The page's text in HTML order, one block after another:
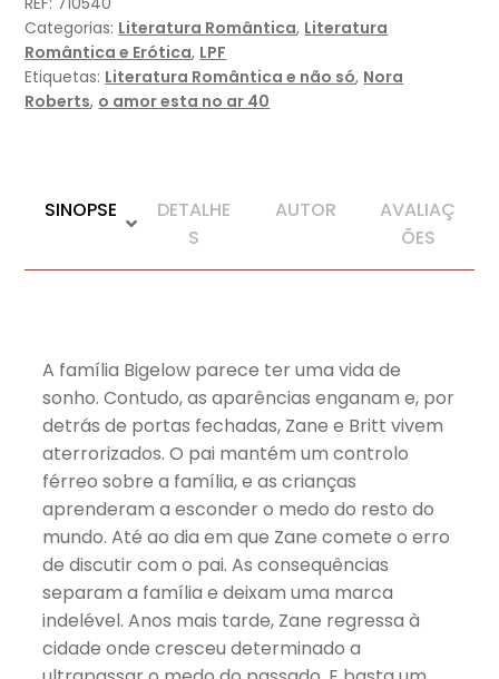
Categorias: Literatura Romântica, Literatura
Romântica e Erótica, LPF
Etiquetas: Literatura Romântica e não só, Nora
Roberts, o amor esta no ar 40
SINOPSE
DETALHE
S
AUTOR
AVALIAÇ
ÕES
A família Bigelow parece ter uma vida de
sonho. Contudo, as aparências enganam e, por
detrás de portas fechadas, Zane e Britt vivem
aterrorizados. O pai mantém um controlo
férreo sobre a família, e as crianças
aprenderam a esconder o medo do resto do
mundo. Até ao dia em que Zane comete o erro
de discutir com o pai. As consequências
separam a família e deixam uma marca
indelével. Anos mais tarde, Zane regressa à
cidade onde cresceu determinado a